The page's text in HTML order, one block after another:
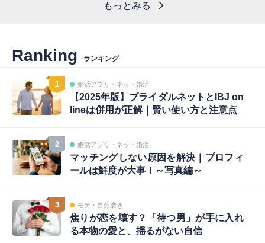
もっとみる
Ranking ランキング
1 婚活アプリ・ネット婚活
【2025年版】ブライダルネットとIBJ on
lineは併用が正解｜賢い使い方と注意点
2 婚活アプリ・ネット婚活
マッチングしない原因を解決｜プロフィ
ールは鮮度が大事！～写真編～
3 モテ・自分磨き
焦りが恋を壊す？「待つ男」が手に入れ
る本物の愛と、揺るがない自信